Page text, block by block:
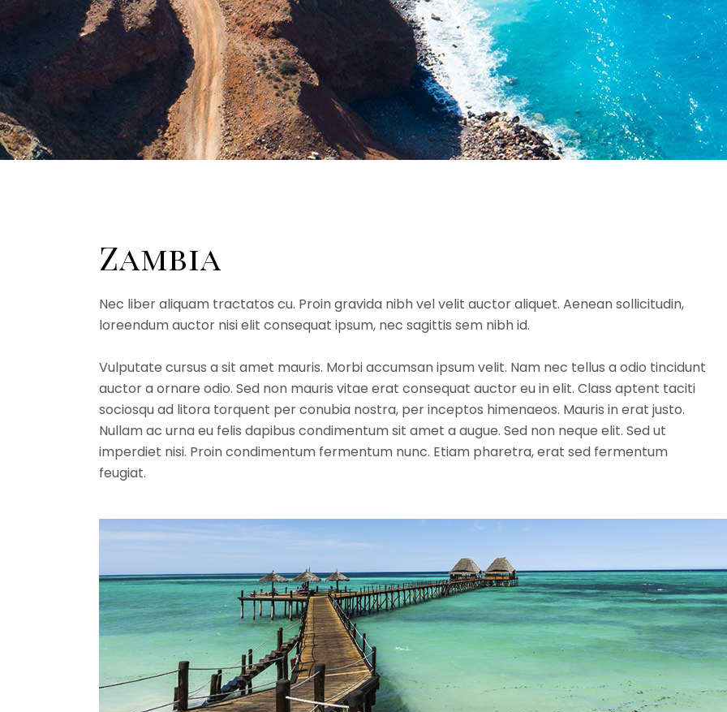
Zambia
Nec liber aliquam tractatos cu. Proin gravida nibh vel velit auctor aliquet. Aenean sollicitudin,
loreendum auctor nisi elit consequat ipsum, nec sagittis sem nibh id.
Vulputate cursus a sit amet mauris. Morbi accumsan ipsum velit. Nam nec tellus a odio tincidunt
auctor a ornare odio. Sed non mauris vitae erat consequat auctor eu in elit. Class aptent taciti
sociosqu ad litora torquent per conubia nostra, per inceptos himenaeos. Mauris in erat justo.
Nullam ac urna eu felis dapibus condimentum sit amet a augue. Sed non neque elit. Sed ut
imperdiet nisi. Proin condimentum fermentum nunc. Etiam pharetra, erat sed fermentum
feugiat.